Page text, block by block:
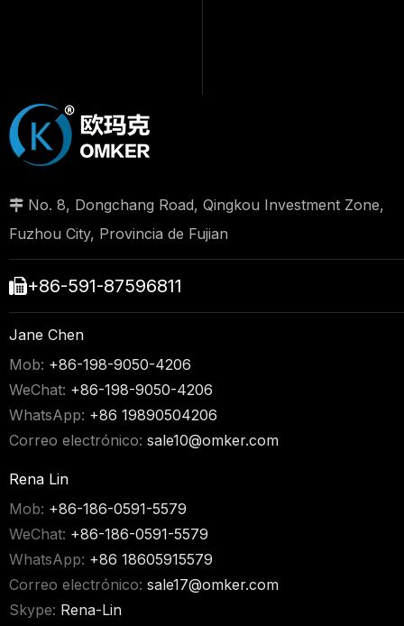
 No. 8, Dongchang Road, Qingkou Investment Zone,
Fuzhou City, Provincia de Fujian
+86-591-87596811
Jane Chen
Mob: +86-198-9050-4206
WeChat: +86-198-9050-4206
WhatsApp: +86 19890504206
Correo electrónico: sale10@omker.com
Rena Lin
Mob: +86-186-0591-5579
WeChat: +86-186-0591-5579
WhatsApp: +86 18605915579
Correo electrónico: sale17@omker.com
Skype: Rena-Lin